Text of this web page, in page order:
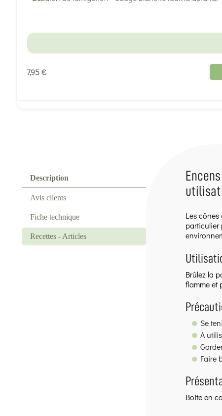
Description
Avis clients
Fiche technique
Recettes - Articles
Les
particulier
Brûlez la
flamme et
Se
A
Faire
Boite en
7,95 €